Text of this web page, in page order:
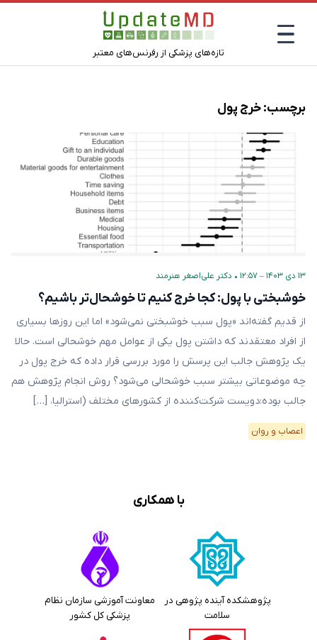
تازه‌های پزشکی از رفرنس‌های معتبر
برچسب:خرج پول
۱۳ دی ۱۴۰۳ – ۱۲:۵۷ • دکتر علی‌اصغر هنرمند
خوشبختی با پول: کجا خرج کنیم تا خوشحال‌تر باشیم؟
از قدیم گفته‌اند «پول سبب خوشبختی نمی‌شود» اما این روزها بسیاری
از افراد معتقدند که داشتن پول یکی از عوامل مهم خوشحالی است. حالا
یک پژوهش جالب این پرسش را مورد بررسی قرار داده که خرج پول در
چه موضوعاتی بیشتر سبب خوشحالی می‌شود؟ روش انجام پژوهش هم
جالب بوده:دویست شرکت‌کننده از کشورهای مختلف (استرالیا، […]
اعصاب و روان
با همکاری
پژوهشکده آینده پژوهی در
سلامت
معاونت آموزشی سازمان نظام
پزشکی کل کشور